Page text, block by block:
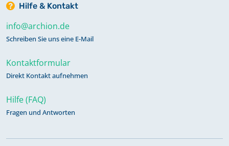
Hilfe & Kontakt
info@archion.de
Schreiben Sie uns eine E-Mail
Kontaktformular
Direkt Kontakt aufnehmen
Hilfe (FAQ)
Fragen und Antworten